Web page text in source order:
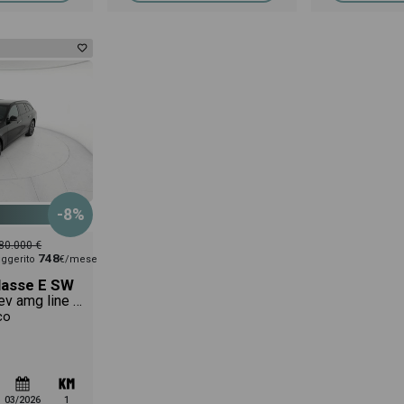
-8%
€
748€/mese
E SW
03/2026 1